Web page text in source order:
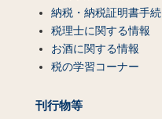
納税・納税証明書手続
税理士に関する情報
お酒に関する情報
税の学習コーナー
刊行物等